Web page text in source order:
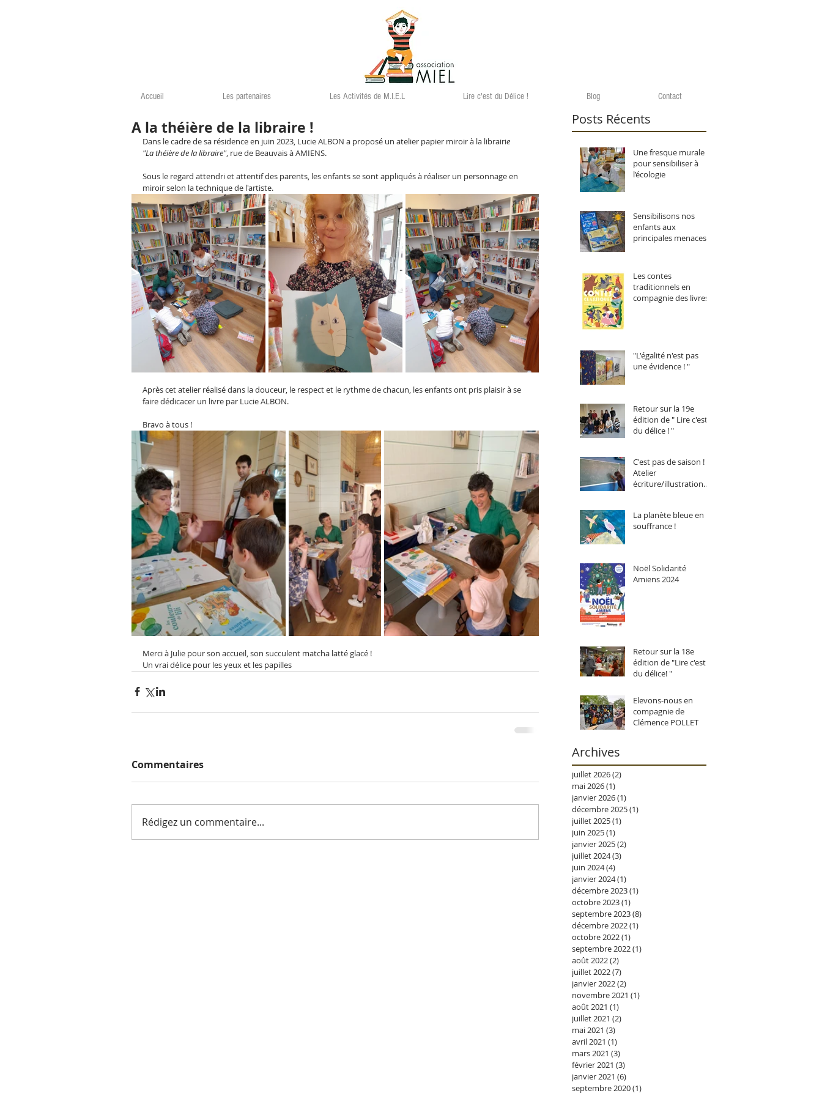
Accueil Les partenaires Les Activités de M.I.E.L Lire c'est du Délice ! Blog Contact
A la théière de la libraire !
Dans le cadre de sa résidence en juin 2023, Lucie ALBON a proposé un atelier papier miroir à la librairie
"La théière de la libraire", rue de Beauvais à AMIENS.
Sous le regard attendri et attentif des parents, les enfants se sont appliqués à réaliser un personnage en
miroir selon la technique de l'artiste.
Après cet atelier réalisé dans la douceur, le respect et le rythme de chacun, les enfants ont pris plaisir à se
faire dédicacer un livre par Lucie ALBON.
Bravo à tous !
Merci à Julie pour son accueil, son succulent matcha latté glacé !
Un vrai délice pour les yeux et les papilles
Commentaires
Rédigez un commentaire...
Posts Récents
Une fresque murale
pour sensibiliser à
l’écologie
Sensibilisons nos
enfants aux
principales menaces
Les contes
traditionnels en
compagnie des livres !
"L'égalité n'est pas
une évidence ! "
Retour sur la 19e
édition de " Lire c'est
du délice ! "
C'est pas de saison !
Atelier
écriture/illustration
La planète bleue en
souffrance !
Noël Solidarité
Amiens 2024
Retour sur la 18e
édition de "Lire c'est
du délice! "
Elevons-nous en
compagnie de
Clémence POLLET
Archives
juillet 2026(2)
mai 2026(1)
janvier 2026(1)
décembre 2025(1)
juillet 2025(1)
juin 2025(1)
janvier 2025(2)
juillet 2024(3)
juin 2024(4)
janvier 2024(1)
décembre 2023(1)
octobre 2023(1)
septembre 2023(8)
décembre 2022(1)
octobre 2022(1)
septembre 2022(1)
août 2022(2)
juillet 2022(7)
janvier 2022(2)
novembre 2021 (1)
août 2021 (1)
juillet 2021 (2)
mai 2021 (3)
avril 2021 (1)
mars 2021 (3)
février 2021 (3)
janvier 2021 (6)
septembre 2020(1)